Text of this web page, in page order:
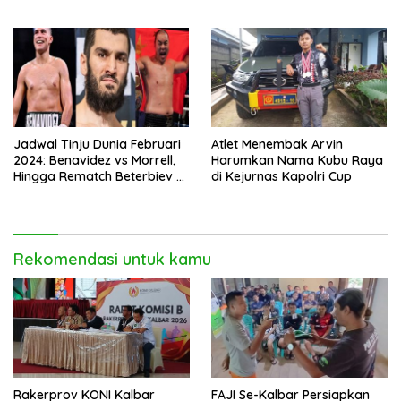
Jadwal Tinju Dunia Februari
2024: Benavidez vs Morrell,
Hingga Rematch Beterbiev vs
Atlet Menembak Arvin
Harumkan Nama Kubu Raya
di Kejurnas Kapolri Cup
Rekomendasi untuk kamu
Rakerprov KONI Kalbar FAJI Se-Kalbar Persiapkan